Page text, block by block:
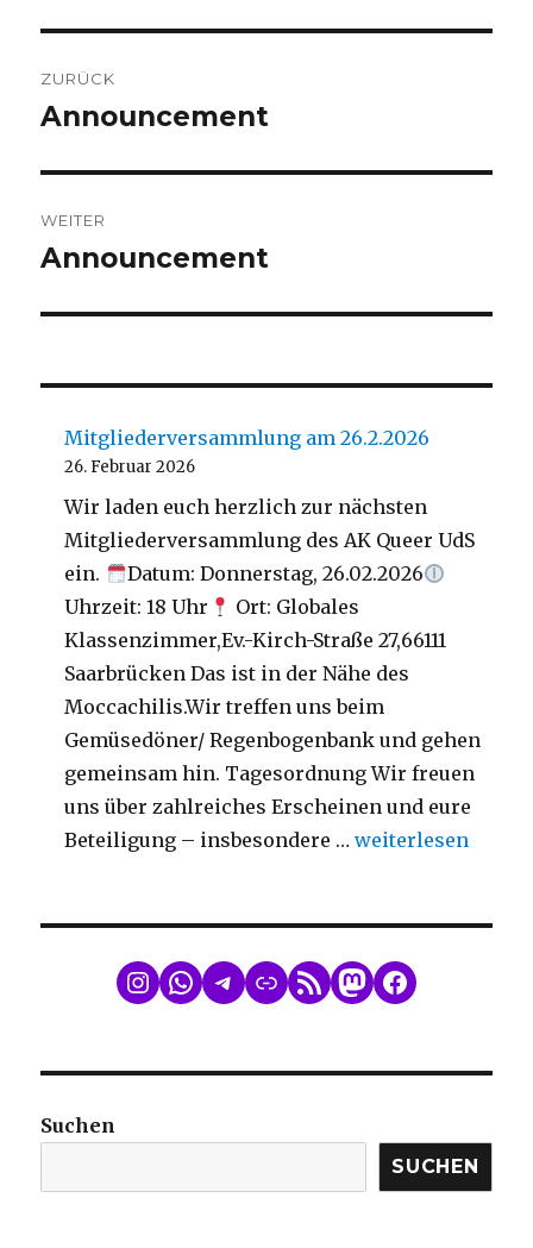
ZURÜCK
Vorheriger
Announcement
WEITER
Nächster
Announcement
Mitgliederversammlung am 26.2.2026
26. Februar 2026
Wir laden euch herzlich zur nächsten
Mitgliederversammlung des AK Queer UdS
ein.
Datum: Donnerstag, 26.02.2026
Uhrzeit: 18 Uhr
Ort: Globales
Klassenzimmer,Ev.-Kirch-Straße 27,66111
Saarbrücken Das ist in der Nähe des
Moccachilis.Wir treffen uns beim
Gemüsedöner/ Regenbogenbank und gehen
gemeinsam hin. Tagesordnung Wir freuen
uns über zahlreiches Erscheinen und eure
Beteiligung – insbesondere …weiterlesen
WhatsApp
Telegram
LinkRSS FeedMastodon
Facebook
Suchen
SUCHEN